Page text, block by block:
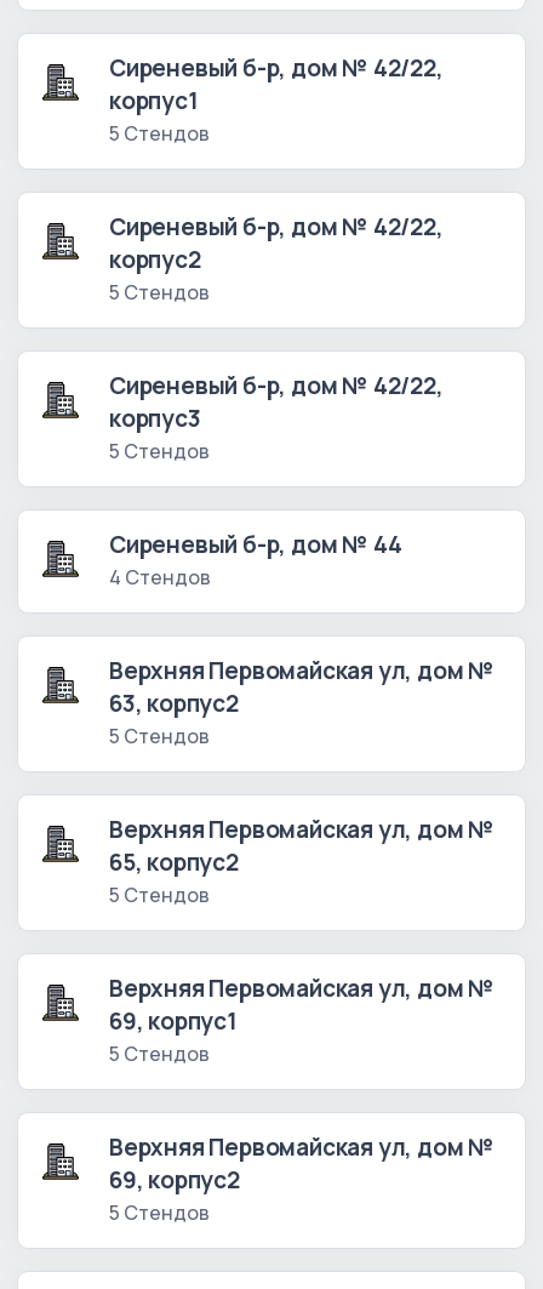
Сиреневый б-р, дом № 42/22,
корпус1
5 Стендов
Сиреневый б-р, дом № 42/22,
корпус2
5 Стендов
Сиреневый б-р, дом № 42/22,
корпус3
5 Стендов
Сиреневый б-р, дом № 44
4 Стендов
Верхняя Первомайская ул, дом №
63, корпус2
5 Стендов
Верхняя Первомайская ул, дом №
65, корпус2
5 Стендов
Верхняя Первомайская ул, дом №
69, корпус1
5 Стендов
Верхняя Первомайская ул, дом №
69, корпус2
5 Стендов